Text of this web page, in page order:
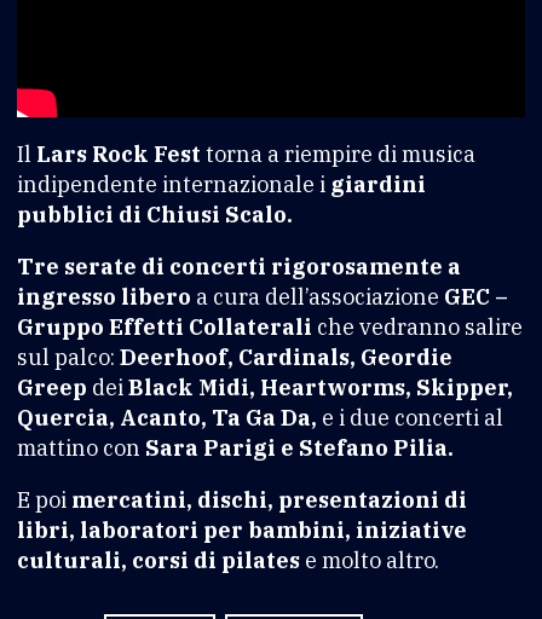
Il Lars Rock Fest torna a riempire di musica
indipendente internazionale i giardini
pubblici di Chiusi Scalo.
Tre serate di concerti rigorosamente a
ingresso libero a cura dell’associazione GEC –
Gruppo Effetti Collaterali che vedranno salire
sul palco: Deerhoof, Cardinals, Geordie
Greep deiBlack Midi, Heartworms, Skipper,
Quercia, Acanto, Ta Ga Da, e i due concerti al
mattino con Sara Parigi e Stefano Pilia.
E poi mercatini, dischi, presentazioni di
libri, laboratori per bambini, iniziative
culturali, corsi di pilates e molto altro.